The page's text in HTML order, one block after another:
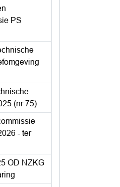
PS
(nr 75)
- ter
OD NZKG